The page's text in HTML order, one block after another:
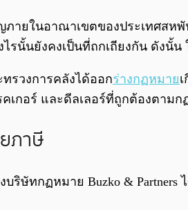
ายในอาณาเขตของประเทศสห
รนั้นยังคงเป็นที่ถกเถียงกัน ดังนั้
รวงการคลังได้ออกร่างกฏหมาย
เกอร์ และดีลเลอร์ที่ถูกต้องตามก
ภาษี
บริษัทกฏหมาย Buzko &